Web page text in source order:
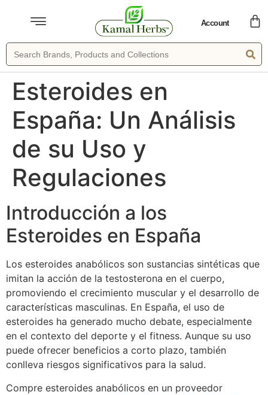
Account
Esteroides en
España: Un Análisis
de su Uso y
Regulaciones
Introducción a los
Esteroides en España
Los esteroides anabólicos son sustancias sintéticas que
imitan la acción de la testosterona en el cuerpo,
promoviendo el crecimiento muscular y el desarrollo de
características masculinas. En España, el uso de
esteroides ha generado mucho debate, especialmente
en el contexto del deporte y el fitness. Aunque su uso
puede ofrecer beneficios a corto plazo, también
conlleva riesgos significativos para la salud.
Compre esteroides anabólicos en un proveedor